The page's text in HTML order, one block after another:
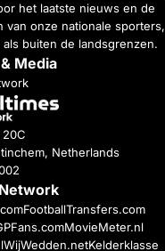
het laatste nieuws en de
van onze nationale sporters,
buiten de landsgrenzen.
Media
Netherlands
FootballTransfers.com
MovieMeter.nl
WijWedden.netKelderklasse